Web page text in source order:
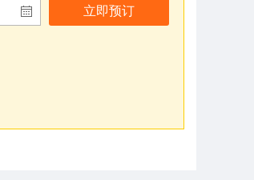
立即预订